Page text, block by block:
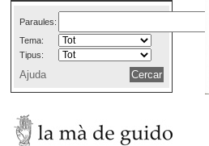
Paraules:
Tema:
Tipus:
Ajuda